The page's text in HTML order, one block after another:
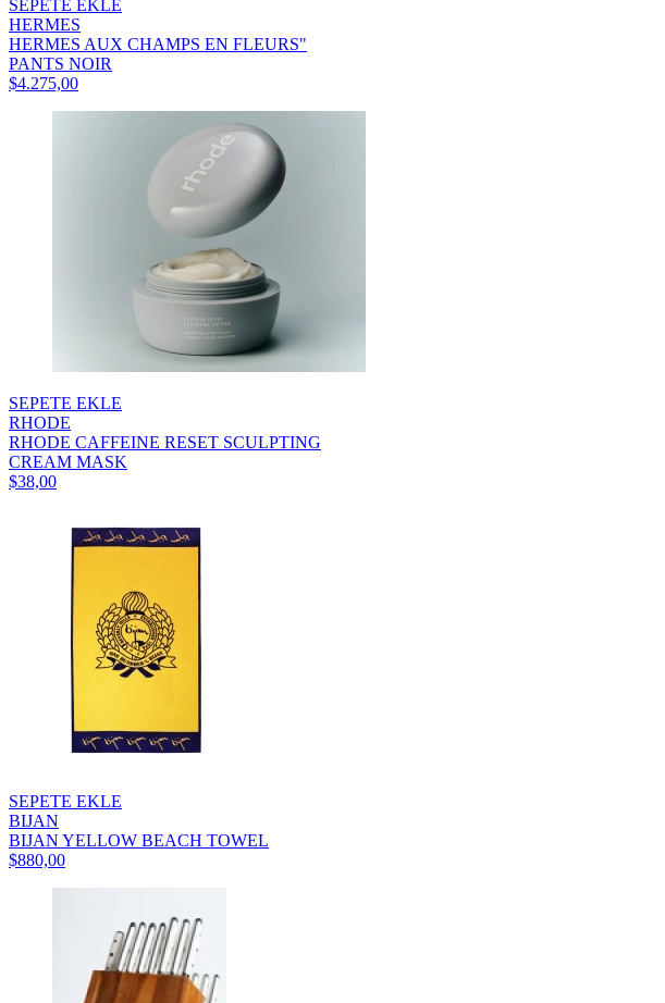
SEPETE EKLE
HERMES
HERMES AUX CHAMPS EN FLEURS"
PANTS NOIR
$4.275,00
SEPETE EKLE
RHODE
RHODE CAFFEINE RESET SCULPTING
CREAM MASK
$38,00
SEPETE EKLE
BIJAN
BIJAN YELLOW BEACH TOWEL
$880,00